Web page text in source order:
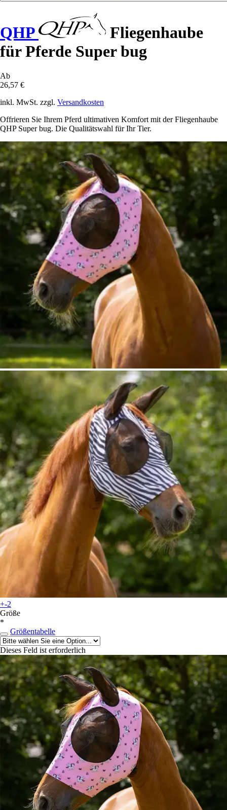
QHP
Fliegenhaube
für Pferde Super bug
Ab
26,57 €
inkl. MwSt. zzgl. Versandkosten
Offrieren Sie Ihrem Pferd ultimativen Komfort mit der Fliegenhaube
QHP Super bug. Die Qualitätswahl für Ihr Tier.
+-2
Größe
*
Größentabelle
Dieses Feld ist erforderlich